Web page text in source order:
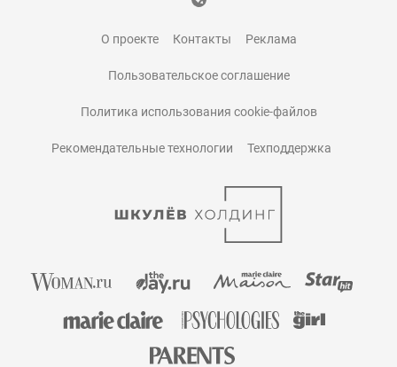
О проекте Контакты Реклама
Пользовательское соглашение
Политика использования cookie-файлов
Рекомендательные технологии Техподдержка